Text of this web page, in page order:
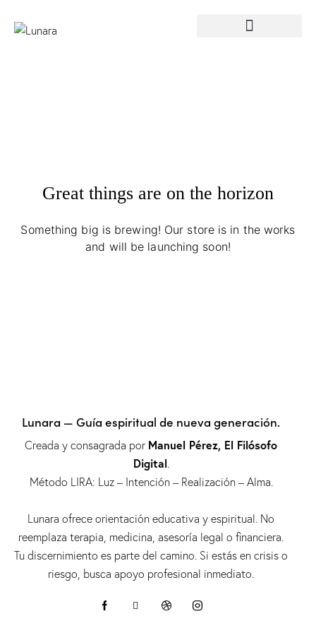
Great things are on the horizon
Something big is brewing! Our store is in the works
and will be launching soon!
Lunara — Guía espiritual de nueva generación.
Creada y consagrada por Manuel Pérez, El Filósofo
Digital.
Método LIRA: Luz – Intención – Realización – Alma.
Lunara ofrece orientación educativa y espiritual. No
reemplaza terapia, medicina, asesoría legal o financiera.
Tu discernimiento es parte del camino. Si estás en crisis o
riesgo, busca apoyo profesional inmediato.